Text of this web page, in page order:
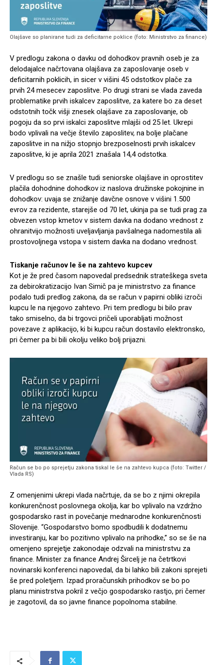
Olajšave so planirane tudi za deficitarne poklice (foto: Ministrstvo za finance)
V predlogu zakona o davku od dohodkov pravnih oseb je za
delodajalce načrtovana olajšava za zaposlovanje oseb v
deficitarnih poklicih, in sicer v višini 45 odstotkov plače za
prvih 24 mesecev zaposlitve. Po drugi strani se vlada zaveda
problematike prvih iskalcev zaposlitve, za katere bo za deset
odstotnih točk višji znesek olajšave za zaposlovanje, ob
pogoju da so prvi iskalci zaposlitve mlajši od 25 let. Ukrepi
bodo vplivali na večje število zaposlitev, na bolje plačane
zaposlitve in na nižjo stopnjo brezposelnosti prvih iskalcev
zaposlitve, ki je aprila 2021 znašala 14,4 odstotka.
V predlogu so se znašle tudi seniorske olajšave in oprostitev
plačila dohodnine dohodkov iz naslova družinske pokojnine in
dohodkov: uvaja se znižanje davčne osnove v višini 1.500
evrov za rezidente, starejše od 70 let, ukinja pa se tudi prag za
obvezen vstop kmetov v sistem davka na dodano vrednost z
ohranitvijo možnosti uveljavljanja pavšalnega nadomestila ali
prostovoljnega vstopa v sistem davka na dodano vrednost.
Tiskanje računov le še na zahtevo kupcev
Kot je že pred časom napovedal predsednik strateškega sveta
za debirokratizacijo Ivan Simič pa je ministrstvo za finance
podalo tudi predlog zakona, da se račun v papirni obliki izroči
kupcu le na njegovo zahtevo. Pri tem predlogu bi bilo prav
tako smiselno, da bi trgovci pričeli uporabljati možnost
povezave z aplikacijo, ki bi kupcu račun dostavilo elektronsko,
pri čemer pa bi bili okolju veliko bolj prijazni.
Račun se bo po sprejetju zakona tiskal le še na zahtevo kupca (foto: Twitter /
Vlada RS)
Z omenjenimi ukrepi vlada načrtuje, da se bo z njimi okrepila
konkurenčnost poslovnega okolja, kar bo vplivalo na vzdržno
gospodarsko rast in povečanje mednarodne konkurenčnosti
Slovenije. “Gospodarstvo bomo spodbudili k dodatnemu
investiranju, kar bo pozitivno vplivalo na prihodke,” so se še na
omenjeno sprejetje zakonodaje odzvali na ministrstvu za
finance. Minister za finance Andrej Šircelj je na četrtkovi
novinarski konferenci napovedal, da bi lahko bili zakoni sprejeti
še pred poletjem. Izpad proračunskih prihodkov se bo po
planu ministrstva pokril z večjo gospodarsko rastjo, pri čemer
je zagotovil, da so javne finance popolnoma stabilne.